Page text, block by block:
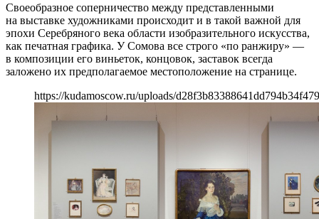
Своеобразное соперничество между представленными
на выставке художниками происходит и в такой важной для
эпохи Серебряного века области изобразительного искусства,
как печатная графика. У Сомова все строго «по ранжиру» —
в композиции его виньеток, концовок, заставок всегда
заложено их предполагаемое местоположение на странице.
https://kudamoscow.ru/uploads/